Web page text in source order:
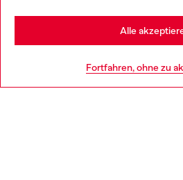
Fortfahren, ohne zu
Alle